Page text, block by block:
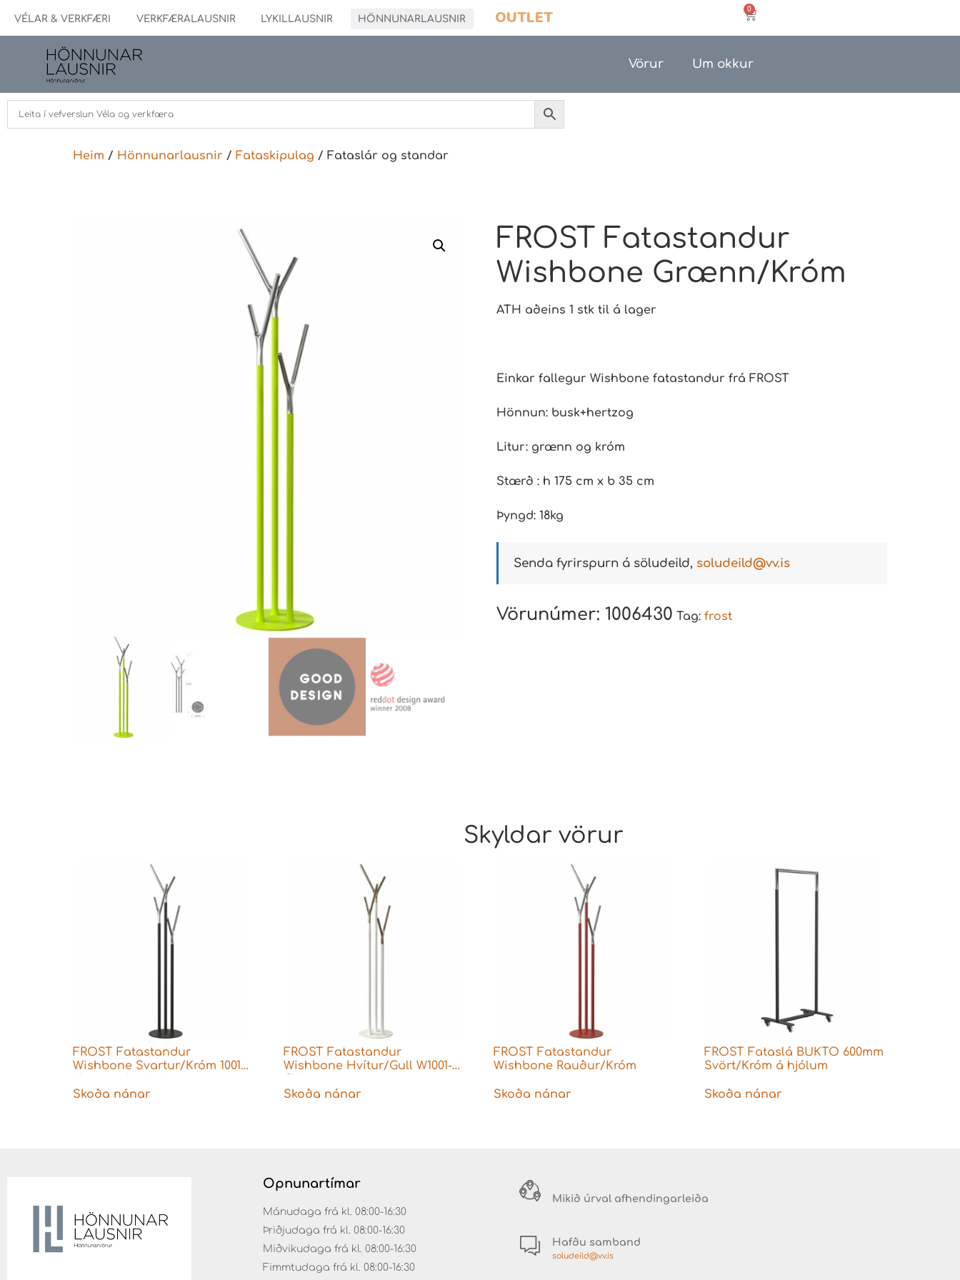
VÉLAR & VERKFÆRI VERKFÆRALAUSNIR LYKILLAUSNIR HÖNNUNARLAUSNIR OUTLET 0
Vörur Um okkur
Heim / Hönnunarlausnir / Fataskipulag / Fataslár og standar
FROST Fatastandur
Wishbone Grænn/Króm
ATH aðeins 1 stk til á lager
Einkar fallegur Wishbone fatastandur frá FROST
Hönnun: busk+hertzog
Litur: grænn og króm
Stærð : h 175 cm x b 35 cm
Þyngd: 18kg
Senda fyrirspurn á söludeild, soludeild@vv.is
Vörunúmer: 1006430 Tag: frost
Skyldar vörur
FROST Fatastandur
Wishbone Svartur/Króm 1001
Skoða nánar
FROST Fatastandur
Wishbone Hvítur/Gull W1001-
Skoða nánar
FROST Fatastandur
Wishbone Rauður/Króm
Skoða nánar
FROST Fataslá BUKTO 600mm
Svört/Króm á hjólum
Skoða nánar
Opnunartímar
Mánudaga frá kl. 08:00-16:30
Þriðjudaga frá kl. 08:00-16:30
Miðvikudaga frá kl. 08:00-16:30
Fimmtudaga frá kl. 08:00-16:30
Mikið úrval afhendingarleiða
Hafðu samband
soludeild@vv.is